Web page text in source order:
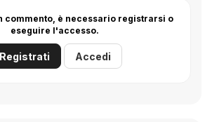
commento, è necessario registrarsi o
eseguire l'accesso.
Registrati Accedi